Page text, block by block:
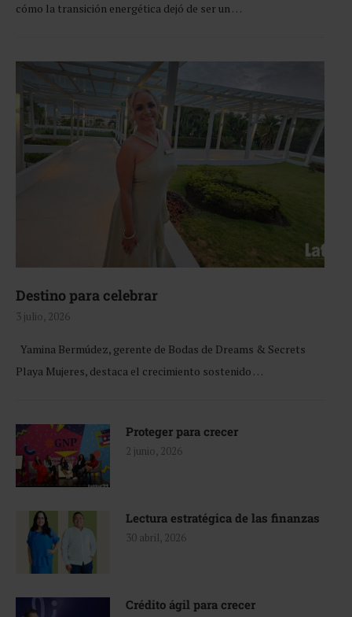
cómo la transición energética dejó de ser un …
Destino para celebrar
3 julio, 2026
Yamina Bermúdez, gerente de Bodas de Dreams & Secrets
Playa Mujeres, destaca el crecimiento sostenido …
Proteger para crecer
2 junio, 2026
Lectura estratégica de las finanzas
30 abril, 2026
Crédito ágil para crecer